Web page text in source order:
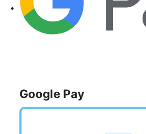
Google Pay